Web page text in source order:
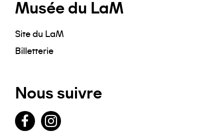
Musée du LaM
Site du LaM
Billetterie
Nous suivre
FacebookInstagram